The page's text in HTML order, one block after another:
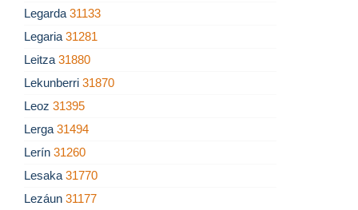
Legarda 31133
Legaria 31281
Leitza 31880
Lekunberri 31870
Leoz 31395
Lerga 31494
Lerín 31260
Lesaka 31770
Lezáun 31177